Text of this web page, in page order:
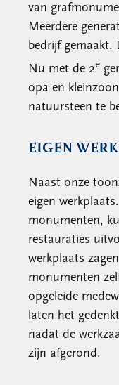
van
Meerdere
bedrijf gemaakt.
Nu met de 2e
opa en
natuursteen te
EIGEN
Naast onze
eigen
monumenten,
restauraties
werkplaats
monumenten
opgeleide
laten het
nadat de
zijn afgerond.